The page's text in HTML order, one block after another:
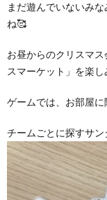
まだ遊んでいないみ
ね🥰
お昼からのクリスマ
スマーケット」を楽
ゲームでは、お部屋
チームごとに探すサ